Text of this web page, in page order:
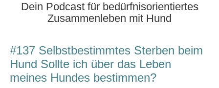
Dein Podcast für bedürfnisorientiertes
Zusammenleben mit Hund
#137 Selbstbestimmtes Sterben beim
Hund Sollte ich über das Leben
meines Hundes bestimmen?